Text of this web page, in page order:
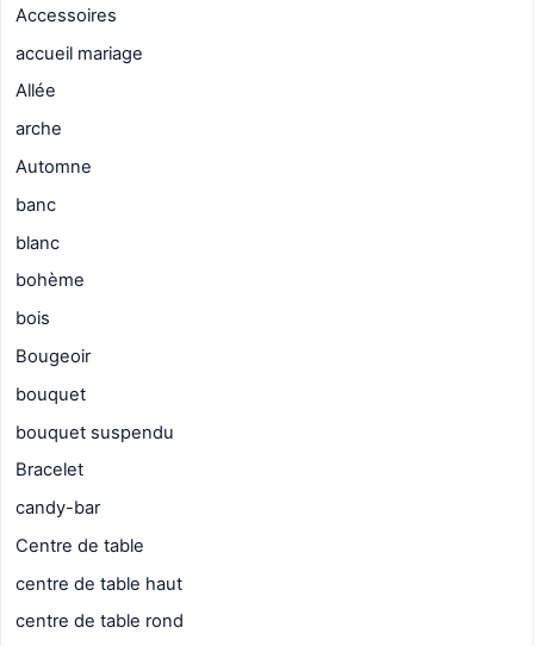
Accessoires
accueil mariage
Allée
arche
Automne
banc
blanc
bohème
bois
Bougeoir
bouquet
bouquet suspendu
Bracelet
candy-bar
Centre de table
centre de table haut
centre de table rond